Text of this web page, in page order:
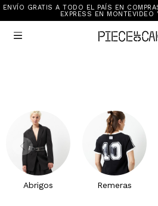
ENVÍO GRATIS A TODO EL PAÍS EN
EXPRESS EN MONTEVIDEO

Abrigos Remeras
Sale
New In
Mi cuenta
Ayuda
Ver Todo
Vestimenta